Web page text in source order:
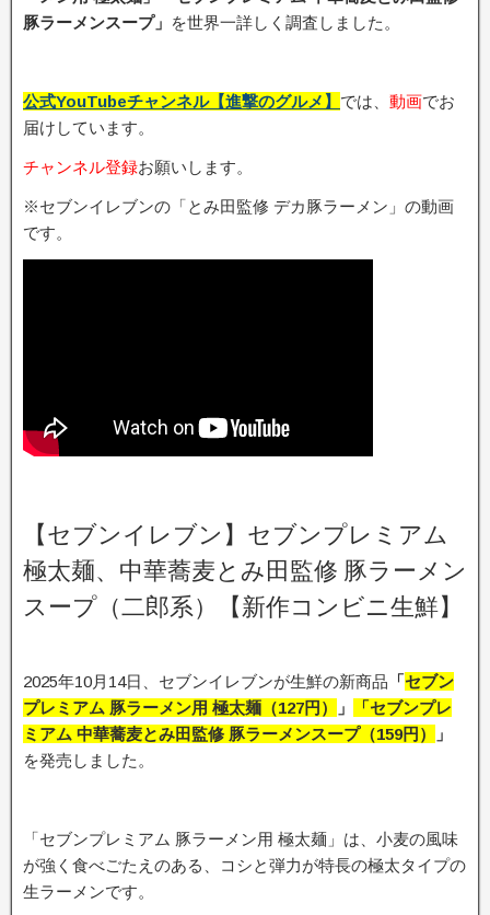
豚ラーメンスープ」 を世界一詳しく調査しました。
公式YouTubeチャンネル【進撃のグルメ】 では、 動画でお
届けしています。
チャンネル登録お願いします。
※セブンイレブンの「とみ田監修 デカ豚ラーメン」の動画
です。
【セブンイレブン】セブンプレミアム
極太麺、中華蕎麦とみ田監修 豚ラーメン
スープ（二郎系）【新作コンビニ生鮮】
2025年10月14日、セブンイレブンが生鮮の新商品 「セブン
プレミアム 豚ラーメン用 極太麺（127円）
」
「セブンプレ
ミアム 中華蕎麦とみ田監修 豚ラーメンスープ（159円）
」
を発売しました。
「セブンプレミアム 豚ラーメン用 極太麺」は、小麦の風味
が強く食べごたえのある、コシと弾力が特長の極太タイプの
生ラーメンです。